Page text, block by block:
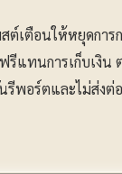
เตือนให้หยุดการ
แทนการเก็บเงิน
พอร์ตและไม่ส่งต่